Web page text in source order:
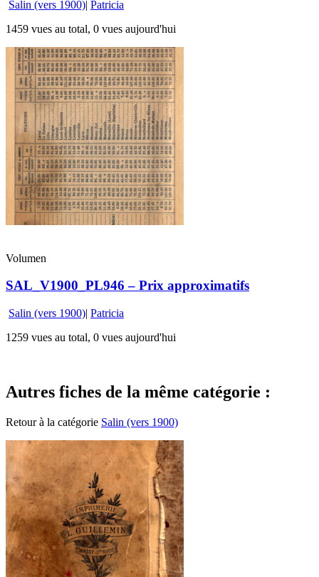
Salin (vers 1900)| Patricia
1459 vues au total, 0 vues aujourd'hui
Volumen
SAL_V1900_PL946 – Prix approximatifs
Salin (vers 1900)| Patricia
1259 vues au total, 0 vues aujourd'hui
Autres fiches de la même catégorie :
Retour à la catégorie Salin (vers 1900)